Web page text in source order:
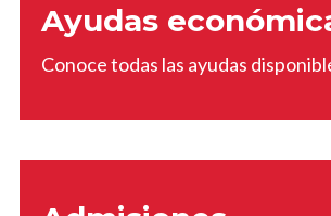
Ayudas
Conoce todas las ayudas